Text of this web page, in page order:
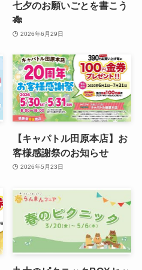
七夕のお願いごとを書こう
🎋
2026年6月29日
【キャパトル田原本店】お
客様感謝祭のお知らせ
2026年5月23日